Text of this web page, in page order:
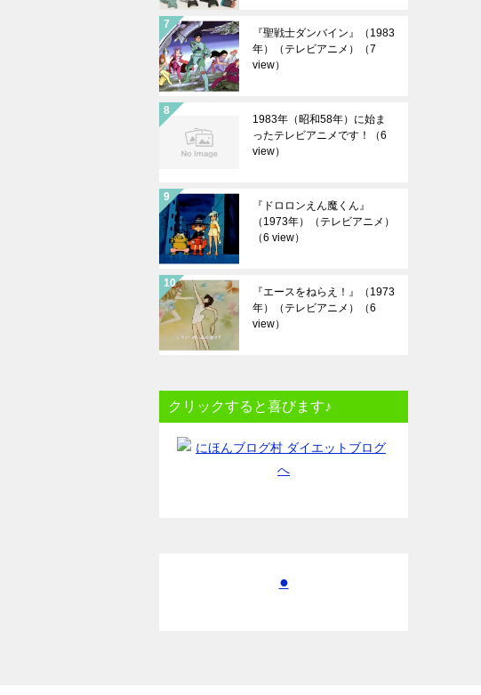
『聖戦士ダンバイン』（1983
年）（テレビアニメ）
（7
view）
1983年（昭和58年）に始ま
ったテレビアニメです！
（6
view）
『ドロロンえん魔くん』
（1973年）（テレビアニメ）
（6 view）
『エースをねらえ！』（1973
年）（テレビアニメ）
（6
view）
クリックすると喜びます♪
●